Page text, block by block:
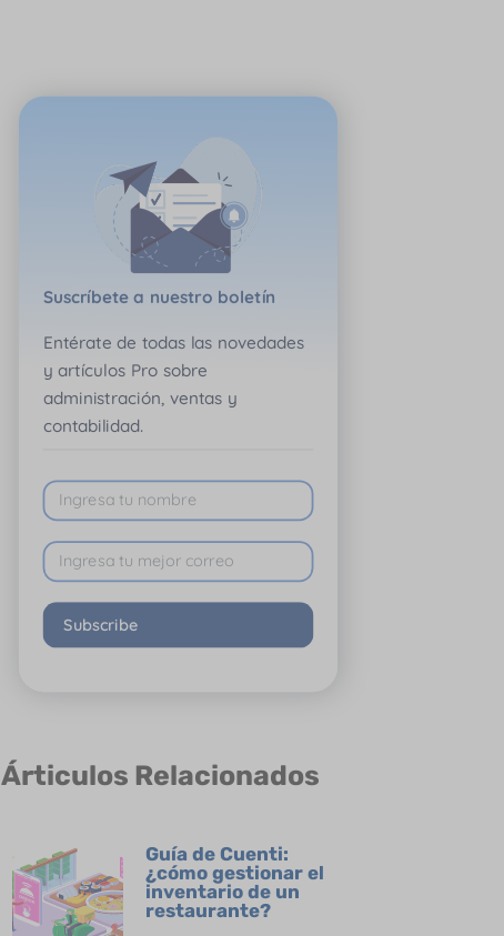
Suscríbete a nuestro boletín
Entérate de todas las novedades
y artículos Pro sobre
administración, ventas y
contabilidad.
Subscribe
Árticulos Relacionados
Guía de Cuenti:
¿cómo gestionar el
inventario de un
restaurante?